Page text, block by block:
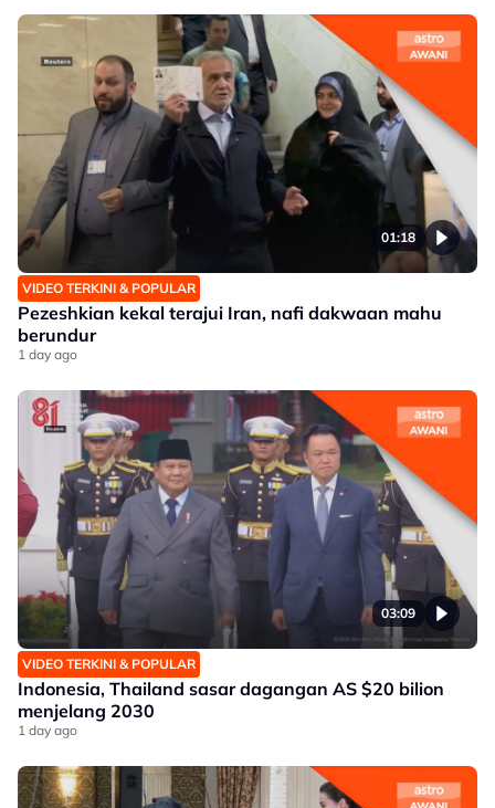
01:18
VIDEO TERKINI & POPULAR
Pezeshkian kekal terajui Iran, nafi dakwaan mahu
berundur
1 day ago
03:09
VIDEO TERKINI & POPULAR
Indonesia, Thailand sasar dagangan AS $20 bilion
menjelang 2030
1 day ago